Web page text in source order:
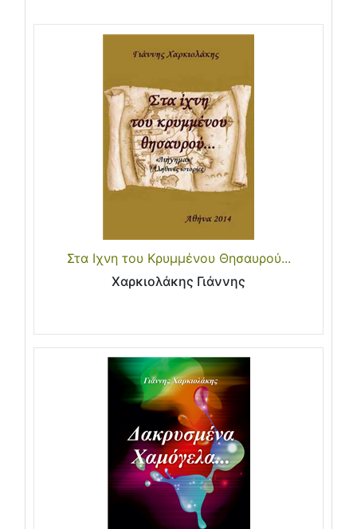
Στα Ιχνη του Κρυμμένου Θησαυρού...
Χαρκιολάκης Γιάννης